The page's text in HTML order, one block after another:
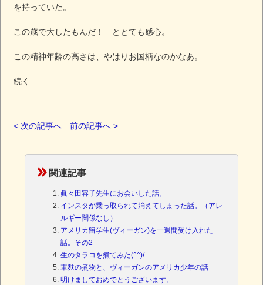
を持っていた。
この歳で大したもんだ！ ととても感心。
この精神年齢の高さは、やはりお国柄なのかなあ。
続く
< 次の記事へ 前の記事へ >
関連記事
眞々田容子先生にお会いした話。
インスタが乗っ取られて消えてしまった話。（アレ
ルギー関係なし）
アメリカ留学生(ヴィーガン)を一週間受け入れた
話。その2
生のタラコを煮てみた(^^)/
車麩の煮物と、ヴィーガンのアメリカ少年の話
明けましておめでとうございます。